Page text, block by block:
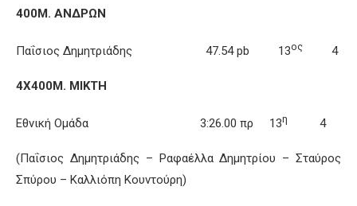
400Μ. ΑΝΔΡΩΝ
Παΐσιος Δημητριάδης 47.54 pb 13ος 4
4Χ400Μ. ΜΙΚΤΗ
Εθνική Ομάδα 3:26.00 πρ 13η 4
(Παΐσιος Δημητριάδης – Ραφαέλλα Δημητρίου – Σταύρος
Σπύρου – Καλλιόπη Κουντούρη)